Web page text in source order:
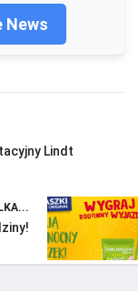
News
Lindt